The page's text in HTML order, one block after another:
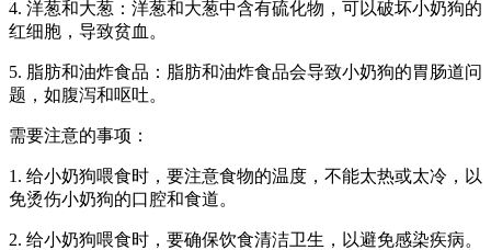
4. 洋葱和大葱：洋葱和大葱中含有硫化物，可以破坏小奶狗的
红细胞，导致贫血。
5. 脂肪和油炸食品：脂肪和油炸食品会导致小奶狗的胃肠道问
题，如腹泻和呕吐。
需要注意的事项：
1. 给小奶狗喂食时，要注意食物的温度，不能太热或太冷，以
免烫伤小奶狗的口腔和食道。
2. 给小奶狗喂食时，要确保饮食清洁卫生，以避免感染疾病。